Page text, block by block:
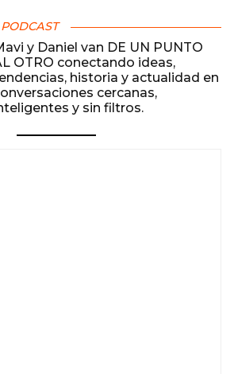
y Daniel van DE UN PUNTO
OTRO conectando ideas,
historia y actualidad en
cercanas,
y sin filtros.